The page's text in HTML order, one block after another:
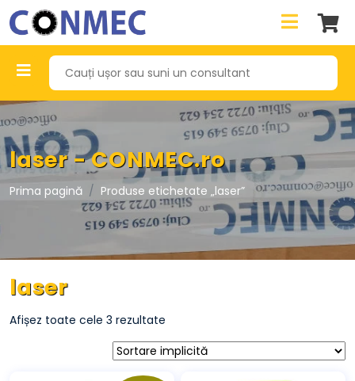
laser - CONMEC.ro
Prima pagină Produse etichetate „laser”
laser
Afișez toate cele 3 rezultate